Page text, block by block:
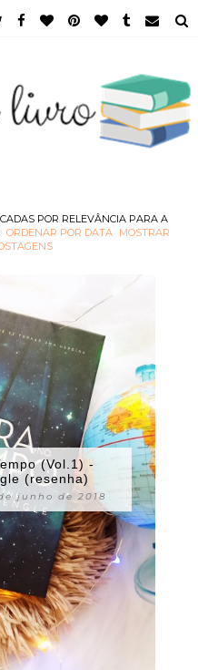
POR RELEVÂNCIA PARA A
ORDENAR POR DATA MOSTRAR
(Vol.1) -
(resenha)
junho de 2018